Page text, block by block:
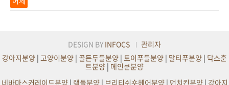
DESIGN BY INFOCS
관리자
강아지분양 | 고양이분양 | 골든두들분양 | 토이푸들분양 | 말티푸분양 | 닥스훈
트분양 | 메인쿤분양
네바마스커레이드분양| 랙돌분양| 브리티쉬숏헤어분양| 먼치킨분양| 강아지